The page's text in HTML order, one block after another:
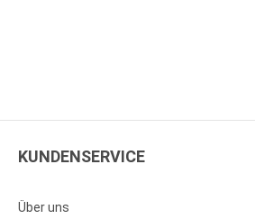
KUNDENSERVICE
Über uns